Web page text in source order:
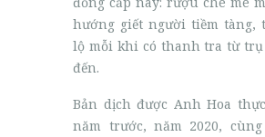
hướng giết người tiềm tàng,
lộ mỗi khi có thanh tra từ trụ
đến.
Bản dịch được Anh Hoa
năm trước, năm 2020,